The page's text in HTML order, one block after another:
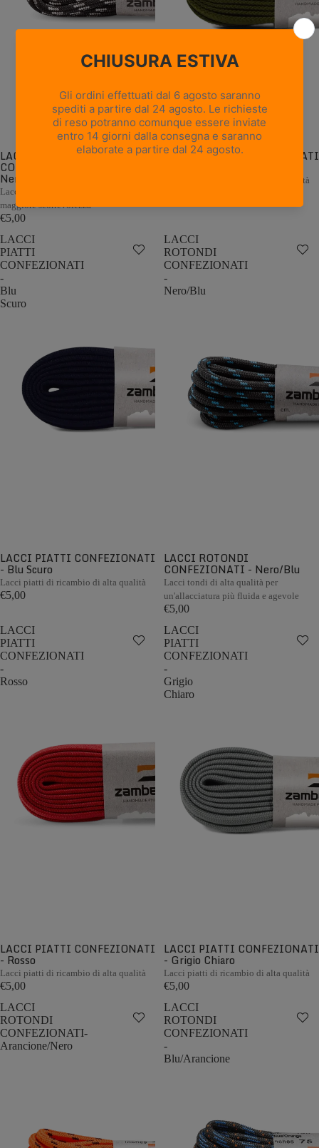
LACCI ROTONDI
CONFEZIONATI -
Nero/Piombo/Cromo
Lacci rotondi di qualità per una
maggiore scorrevolezza
€5,00
LACCI PIATTI CONFEZIONATI
Lacci piatti di ricambio di alta qualità
LACCI
PIATTI
CONFEZIONATI
-
Blu
Scuro
LACCI PIATTI CONFEZIONATI
- Blu Scuro
Lacci piatti di ricambio di alta qualità
€5,00
LACCI
ROTONDI
CONFEZIONATI
-
Nero/Blu
LACCI ROTONDI
CONFEZIONATI - Nero/Blu
Lacci tondi di alta qualità per
un'allacciatura più fluida e agevole
€5,00
LACCI
PIATTI
CONFEZIONATI
-
Rosso
LACCI PIATTI CONFEZIONATI
- Rosso
Lacci piatti di ricambio di alta qualità
€5,00
LACCI
PIATTI
CONFEZIONATI
-
Grigio
Chiaro
LACCI PIATTI CONFEZIONATI
- Grigio Chiaro
Lacci piatti di ricambio di alta qualità
€5,00
LACCI
ROTONDI
CONFEZIONATI-
Arancione/Nero
LACCI
ROTONDI
CONFEZIONATI
-
Blu/Arancione